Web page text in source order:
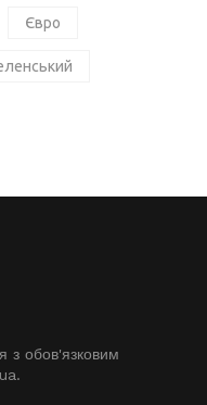
Євро
з обов'язковим